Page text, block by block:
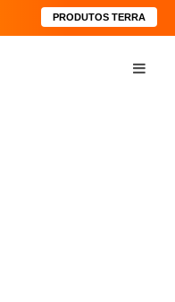
PRODUTOS TERRA